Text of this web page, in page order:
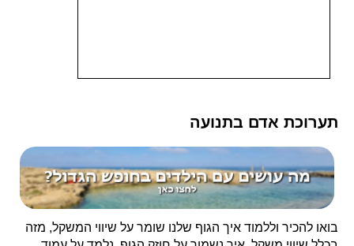
תערוכת אדם בתנועה
בואו להכיר וללמוד איך הגוף שלנו שומר על שיווי המשקל, מזה